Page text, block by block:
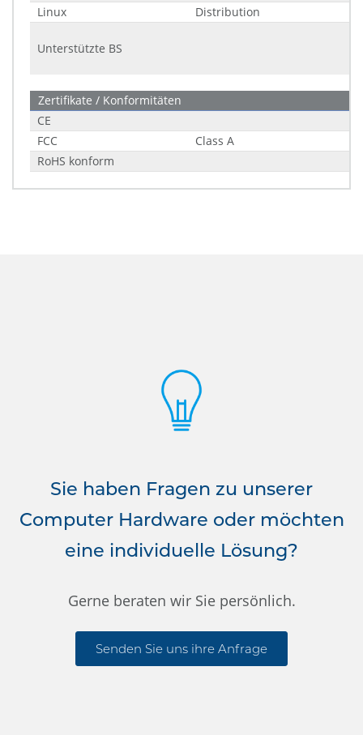
Linux
Distribution
Unterstützte BS
Zertifikate / Konformitäten
CE
FCC
Class A
RoHS konform
Sie haben Fragen zu unserer
Computer Hardware oder möchten
eine individuelle Lösung?
Gerne beraten wir Sie persönlich.
Senden Sie uns ihre Anfrage